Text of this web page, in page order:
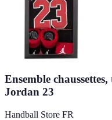
Ensemble
Jordan 23
Handball Store FR